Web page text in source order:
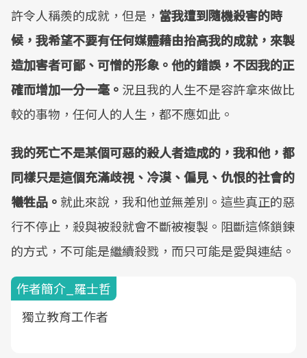
許令人稱羨的成就，但是， 當我遭到隨機殺害的時
候，我希望不要有任何媒體藉由抬高我的成就，來製
造加害者可鄙、可憎的形象。他的錯誤，不因我的正
確而增加一分一毫。 況且我的人生不是容許拿來做比
較的事物，任何人的人生，都不應如此。
我的死亡不是某個可惡的殺人者造成的，我和他，都
同樣只是這個充滿歧視、冷漠、偏見、仇恨的社會的
犧牲品。 就此來說，我和他並無差別。這些真正的惡
行不停止，殺與被殺就會不斷被複製。阻斷這條鎖鍊
的方式，不可能是繼續殺戮，而只可能是愛與連結。
作者簡介_羅士哲
獨立教育工作者